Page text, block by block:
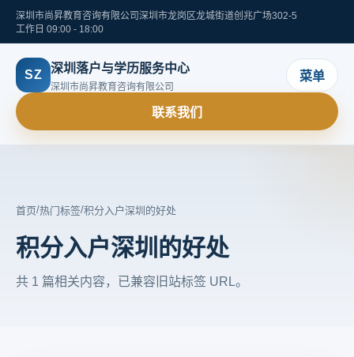
深圳市尚昇教育咨询有限公司 深圳市龙岗区龙城街道创兆广场302-5
工作日 09:00 - 18:00
SZ 深圳落户与学历服务中心
深圳市尚昇教育咨询有限公司
菜单
联系我们
首页/热门标签/积分入户深圳的好处
积分入户深圳的好处
共 1 篇相关内容，已兼容旧站标签 URL。